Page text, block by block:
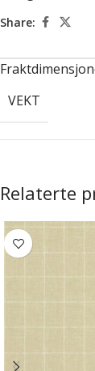
Share:
VEKT
Relaterte